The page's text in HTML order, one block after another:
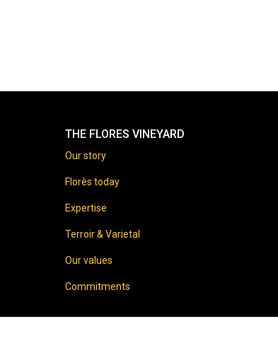
THE FLORES VINEYARD
Our story
Florès today
Expertise
Terroir & Varietal
Our values
Commitments